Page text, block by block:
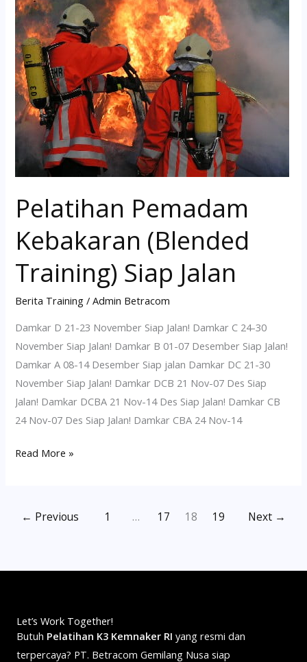
Pelatihan Pemadam
Kebakaran (Blended
Training) Siap Jalan
Berita Training /Admin Betracom
Damkar D 21-23 November Siap Jalan! Damkar C 24-30
November Siap Jalan! Damkar B 01-07 Desember Siap Jalan!
Damkar A 08-14 Desember Siap jalan Damkar DC 21-30
November Siap Jalan! Damkar DCB 21 Nov-07 Des Siap
Jalan! Damkar DCBA 21 Nov-14 Des Siap Jalan! Damkar CB
24 Nov-07 Des Siap Jalan! Damkar CBA 24 Nov-14
Kebakaran
(Blended
Training)
Siap
Jalan
Read More »
← Previous 1 … 17 18 19 Next →
Let’s Work Together!
Butuh Pelatihan K3 Kemnaker RI yang resmi dan
terpercaya? PT. Betracom Gemilang Nusa siap